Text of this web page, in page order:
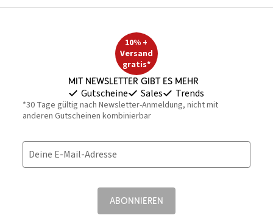
10% +
Versand
gratis*
Mit Newsletter gibt es mehr
Gutscheine Sales Trends
*30 Tage gültig nach Newsletter-Anmeldung, nicht mit
anderen Gutscheinen kombinierbar
Deine E-Mail-Adresse
ABONNIEREN